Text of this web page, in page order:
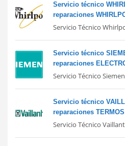
Servicio técnico
reparaciones
Servicio Técnico
Servicio técnico
reparaciones
Servicio Técnico
Servicio técnico
reparaciones
Servicio Técnico